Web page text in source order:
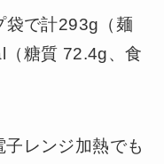
袋で計293g（麺
糖質 72.4g、食
レンジ加熱でも